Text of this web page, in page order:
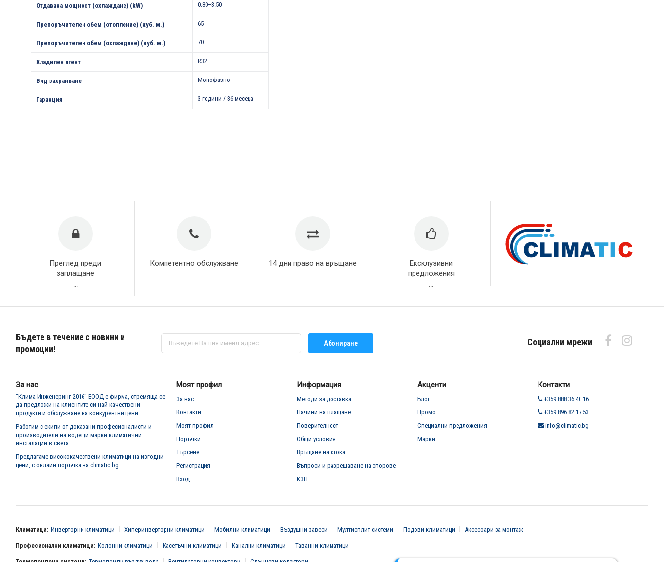
Отдавана мощност (охлаждане) (kW) 0.80–3.50
Препоръчителен обем (отопление) (куб. м.) 65
Препоръчителен обем (охлаждане) (куб. м.) 70
Хладилен агент R32
Вид захранване Монофазно
Гаранция 3 години / 36 месеца
Преглед преди
заплащане
Компетентно обслужване 14 дни право на връщане
Ексклузивни
предложения
Бъдете в течение с новини и
промоции!
Абонирай
за
Абониране Социални мрежи
За нас
"Клима Инженеринг 2016" ЕООД е фирма, стремяща се
да предложи на клиентите си най-качествени
продукти и обслужване на конкурентни цени.
Работим с екипи от доказани професионалисти и
производители на водещи марки климатични
инсталации в света.
Предлагаме висококачествени климатици на изгодни
цени, с онлайн поръчка на climatic.bg
Моят профил
За нас
Контакти
Моят профил
Поръчки
Търсене
Регистрация
Вход
Информация
Методи за доставка
Начини на плащане
Поверителност
Общи условия
Връщане на стока
Въпроси и разрешаване на спорове
КЗП
Акценти
Блог
Промо
Специални предложения
Марки
Контакти
+359 888 36 40 16
+359 896 82 17 53
info@climatic.bg
Климатици: Инверторни климатици Хиперинверторни климатици Мобилни климатици Въздушни завеси Мултисплит системи Подови климатици Аксесоари за монтаж
Професионални климатици: Колонни климатици Касетъчни климатици Канални климатици Таванни климатици